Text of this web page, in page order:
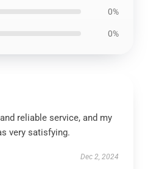
0%
0%
reliable service, and my
very satisfying.
Dec 2, 2024